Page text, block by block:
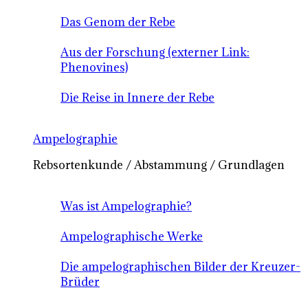
Das Genom der Rebe
Aus der Forschung (externer Link:
Phenovines)
Die Reise in Innere der Rebe
Ampelographie
Rebsortenkunde / Abstammung / Grundlagen
Was ist Ampelographie?
Ampelographische Werke
Die ampelographischen Bilder der Kreuzer-
Brüder